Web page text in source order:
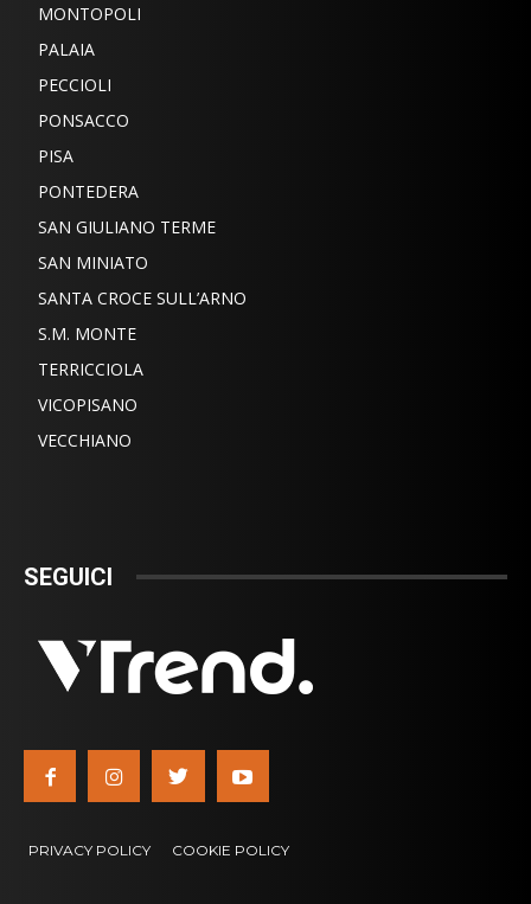
MONTOPOLI
PALAIA
PECCIOLI
PONSACCO
PISA
PONTEDERA
SAN GIULIANO TERME
SAN MINIATO
SANTA CROCE SULL’ARNO
S.M. MONTE
TERRICCIOLA
VICOPISANO
VECCHIANO
SEGUICI
PRIVACY POLICY COOKIE POLICY